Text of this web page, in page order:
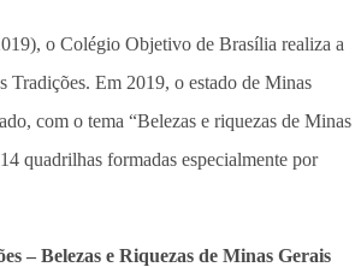
o Colégio Objetivo de Brasília realiza a
Tradições. Em 2019, o estado de Minas
com o tema “Belezas e riquezas de Minas
quadrilhas formadas especialmente por
– Belezas e Riquezas de Minas Gerais